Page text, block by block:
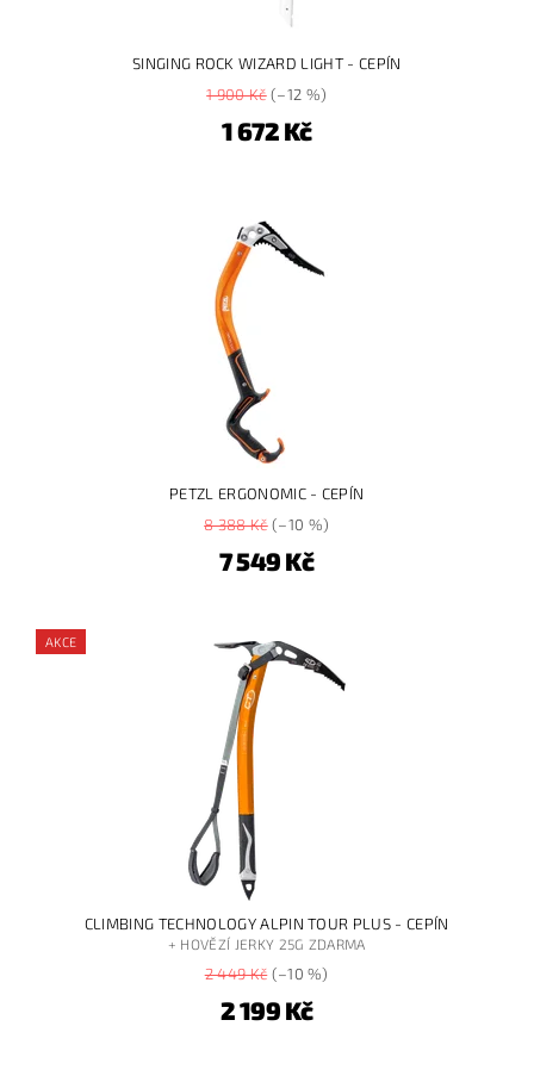
SINGING ROCK WIZARD LIGHT - CEPÍN
1 900 Kč(–12 %)
1 672 Kč
PETZL ERGONOMIC - CEPÍN
8 388 Kč(–10 %)
7 549 Kč
AKCE
CLIMBING TECHNOLOGY ALPIN TOUR PLUS - CEPÍN
+ HOVĚZÍ JERKY 25G ZDARMA
2 449 Kč(–10 %)
2 199 Kč